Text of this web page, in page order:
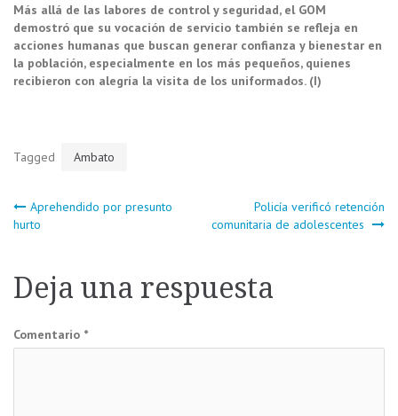
Más allá de las labores de control y seguridad, el GOM
demostró que su vocación de servicio también se refleja en
acciones humanas que buscan generar confianza y bienestar en
la población, especialmente en los más pequeños, quienes
recibieron con alegría la visita de los uniformados. (I)
Tagged Ambato
Navegación
entradas
Aprehendido por presunto
hurto
Policía verificó retención
comunitaria de adolescentes
Deja una respuesta
Comentario *